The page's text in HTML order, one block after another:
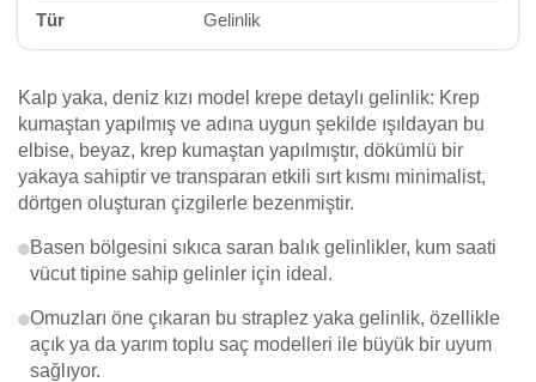
Tür Gelinlik
Kalp yaka, deniz kızı model krepe detaylı gelinlik: Krep
kumaştan yapılmış ve adına uygun şekilde ışıldayan bu
elbise, beyaz, krep kumaştan yapılmıştır, dökümlü bir
yakaya sahiptir ve transparan etkili sırt kısmı minimalist,
dörtgen oluşturan çizgilerle bezenmiştir.
Basen bölgesini sıkıca saran balık gelinlikler, kum saati
vücut tipine sahip gelinler için ideal.
Omuzları öne çıkaran bu straplez yaka gelinlik, özellikle
açık ya da yarım toplu saç modelleri ile büyük bir uyum
sağlıyor.